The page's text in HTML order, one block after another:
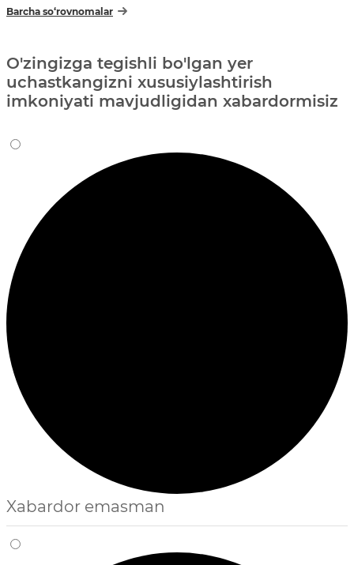
Barcha so‘rovnomalar
O'zingizga tegishli bo'lgan yer
uchastkangizni xususiylashtirish
imkoniyati mavjudligidan xabardormisiz
Xabardor emasman